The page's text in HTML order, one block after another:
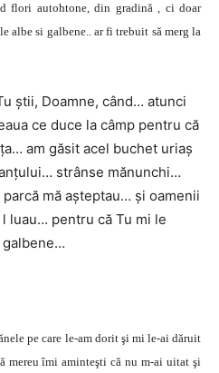
flori autohtone, din gradină , ci doar
albe si galbene.. ar fi trebuit să merg la
ştii, Doamne, când… atunci
ce duce la câmp pentru că
am găsit acel buchet uriaş
strânse mănunchi…
mă aşteptau… şi oamenii
luau… pentru că Tu mi le
galbene…
pe care le-am dorit şi mi le-ai dăruit
mereu îmi aminteşti că nu m-ai uitat şi